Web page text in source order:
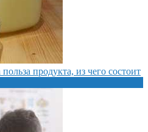
продукта, из чего состоит